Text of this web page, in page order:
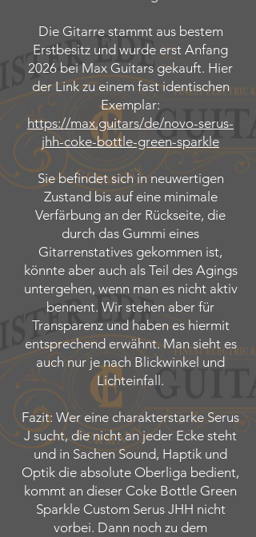
Die Gitarre stammt aus bestem
Erstbesitz und wurde erst Anfang
2026 bei Max Guitars gekauft. Hier
der Link zu einem fast identischen
Exemplar:
https://max.guitars/de/novo-serus-
jhh-coke-bottle-green-sparkle
Sie befindet sich in neuwertigen
Zustand bis auf eine minimale
Verfärbung an der Rückseite, die
durch das Gummi eines
Gitarrenstatives gekommen ist,
könnte aber auch als Teil des Agings
untergehen, wenn man es nicht aktiv
bennent. Wir stehen aber für
Transparenz und haben es hiermit
entsprechend erwähnt. Man sieht es
auch nur je nach Blickwinkel und
Lichteinfall.
Fazit: Wer eine charakterstarke Serus
J sucht, die nicht an jeder Ecke steht
und in Sachen Sound, Haptik und
Optik die absolute Oberliga bedient,
kommt an dieser Coke Bottle Green
Sparkle Custom Serus JHH nicht
vorbei. Dann noch zu dem